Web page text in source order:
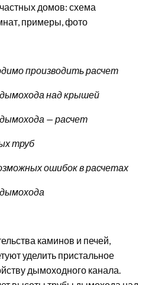
домов: схема
примеры, фото
производить расчет
над крышей
— расчет
труб
ошибок в расчетах
каминов и печей,
уделить пристальное
дымоходного канала.